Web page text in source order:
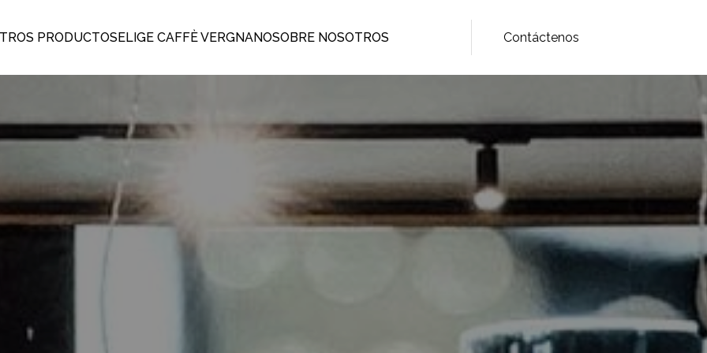
PRODUCTOSELIGE CAFFÈ VERGNANOSOBRE NOSOTROS Contáctenos